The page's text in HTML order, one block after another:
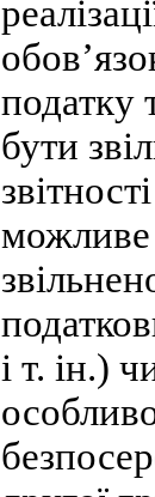
податку
бути
можливе
і т. ін.)